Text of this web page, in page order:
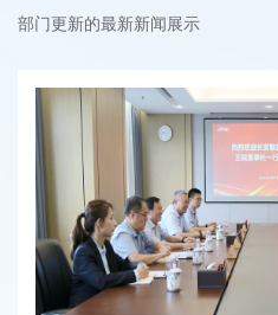
部门更新的最新新闻展示